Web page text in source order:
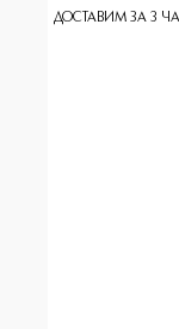
ДОСТАВИМ ЗА 3